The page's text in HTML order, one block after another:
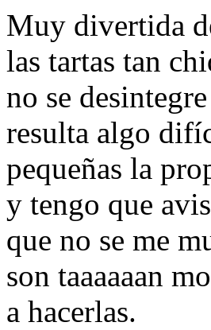
Muy divertida
las tartas tan
no se
resulta algo
pequeñas la
y tengo que
que no se me
son taaaaaan
a hacerlas.